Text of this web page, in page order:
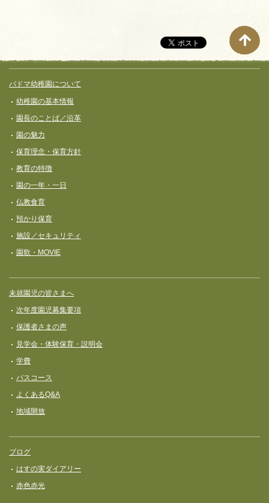
ペ
ー
ジ
ナ
ビ
ゲ
ー
シ
ョ
ン
フッターコンテンツ
パドマ幼稚園について
幼稚園の基本情報
園長のことば／沿革
園の魅力
保育理念・保育⽅針
教育の特徴
園の一年・一日
仏教食育
預かり保育
施設／セキュリティ
園歌・MOVIE
未就園児の皆さまへ
次年度園児募集要項
保護者さまの声
見学会・体験保育・説明会
学費
バスコース
よくあるQ&A
地域開放
ブログ
はすの実ダイアリー
赤色赤光